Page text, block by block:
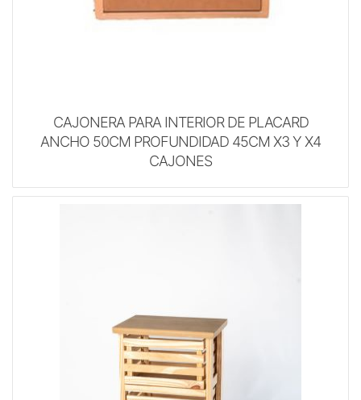
CAJONERA PARA INTERIOR DE PLACARD
ANCHO 50CM PROFUNDIDAD 45CM X3 Y X4
CAJONES